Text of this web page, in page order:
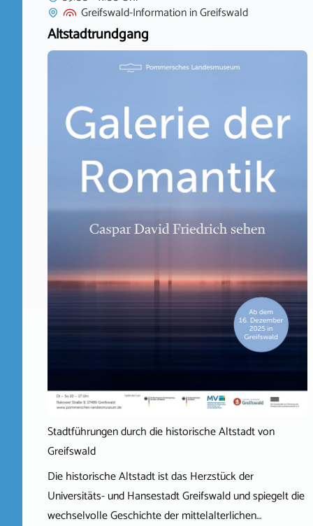
Greifswald-InformationinGreifswald
Altstadtrundgang
Stadtführungen durch die historische Altstadt von
Greifswald
Die historische Altstadt ist das Herzstück der
Universitäts- und Hansestadt Greifswald und spiegelt die
wechselvolle Geschichte der mittelalterlichen…